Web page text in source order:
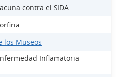
contra el SIDA
los Museos
Inflamatoria